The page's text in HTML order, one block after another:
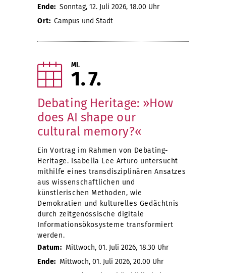
Ende: Sonntag, 12. Juli 2026, 18.00 Uhr
Ort: Campus und Stadt
MI.
1 7
Debating Heritage: »How
does AI shape our
cultural memory?«
Ein Vortrag im Rahmen von Debating-
Heritage. Isabella Lee Arturo untersucht
mithilfe eines transdisziplinären Ansatzes
aus wissenschaftlichen und
künstlerischen Methoden, wie
Demokratien und kulturelles Gedächtnis
durch zeitgenössische digitale
Informationsökosysteme transformiert
werden.
Datum: Mittwoch, 01. Juli 2026, 18.30 Uhr
Ende: Mittwoch, 01. Juli 2026, 20.00 Uhr